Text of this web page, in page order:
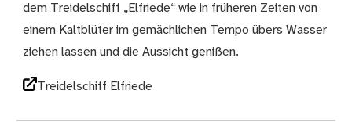
dem Treidelschiff „Elfriede“ wie in früheren Zeiten von
einem Kaltblüter im gemächlichen Tempo übers Wasser
ziehen lassen und die Aussicht genißen.
Treidelschiff Elfriede